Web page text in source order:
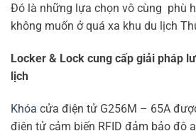
Đó là những lựa chọn vô cùng phù
không muốn ở quá xa khu du lịch
Locker & Lock cung cấp giải pháp
lịch
Khóa cửa điện tử G256M – 65A
điện tử cảm biến RFID đảm bảo độ